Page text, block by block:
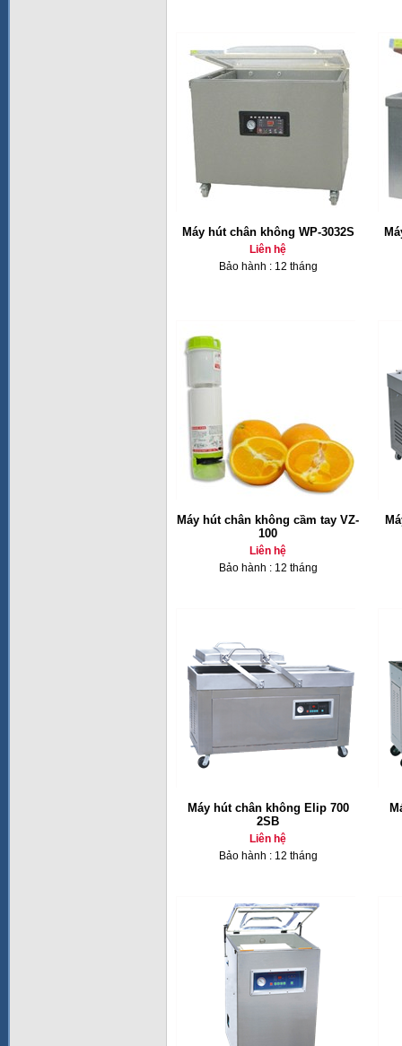
Máy hút chân không WP-3032S
Liên hệ
Bảo hành : 12 tháng
Máy hút chân không cầm tay VZ-
100
Liên hệ
Bảo hành : 12 tháng
Máy hút chân không Elip 700
2SB
Liên hệ
Bảo hành : 12 tháng